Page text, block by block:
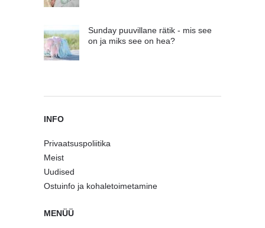
Sunday puuvillane rätik - mis see
on ja miks see on hea?
INFO
Privaatsuspoliitika
Meist
Uudised
Ostuinfo ja kohaletoimetamine
MENÜÜ